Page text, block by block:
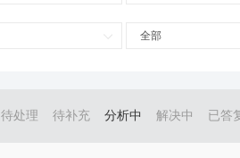
全部
待处理 待补充 分析中 解决中 已答